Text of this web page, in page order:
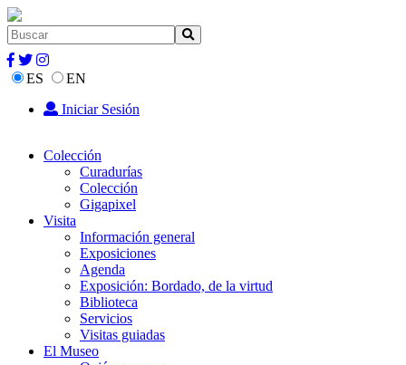
ES
EN
Iniciar Sesión
Colección
Curadurías
Colección
Gigapixel
Visita
Información general
Exposiciones
Agenda
Exposición: Bordado, de la virtud
Biblioteca
Servicios
Visitas guiadas
El Museo